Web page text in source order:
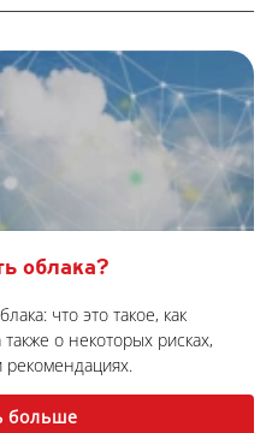
облака?
что это такое, как
о некоторых рисках,
рекомендациях.
больше